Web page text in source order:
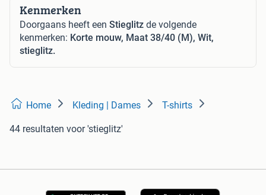
Kenmerken
Doorgaans heeft een Stieglitz de volgende
kenmerken: Korte mouw, Maat 38/40 (M), Wit,
stieglitz.
Home Kleding | Dames T-shirts
44 resultaten voor 'stieglitz'